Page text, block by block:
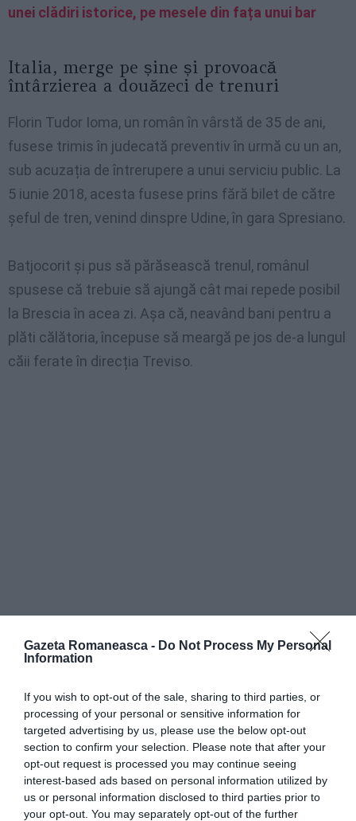
Gazeta Romaneasca - Do Not Process My Personal
Information
If you wish to opt-out of the sale, sharing to third parties, or
processing of your personal or sensitive information for
targeted advertising by us, please use the below opt-out
section to confirm your selection. Please note that after your
opt-out request is processed you may continue seeing
interest-based ads based on personal information utilized by
us or personal information disclosed to third parties prior to
your opt-out. You may separately opt-out of the further
unei clădiri istorice, pe mesele din fața unui bar
Italia, merge pe șine și provoacă
întârzierea a douăzeci de trenuri
Florin Tudor Ioma, un român în vârstă de 35 de ani,
fusese trimis în judecată preventiv în urmă cu un an,
sub acuzația de întrerupere a unui serviciu public. La
5 iunie 2018, acesta fusese prins fără bilet de către
șeful de tren, venind dinspre Udine, în gara Spresiano.
Batjocorit și pus să părăsească trenul, românul
spusese că trebuie să ajungă cât mai repede posibil
la Brescia în acea zi. Așa că, neavând bani pentru a
plăti călătoria, începuse să meargă pe jos de-a lungul
căii ferate în direcția Treviso.
„Plimbarea” lui Tudor Ioma nu trecuse neobservată,
dimpotrivă. De fapt, prezența sa provocase neplăceri
trenurilor care treceau, atât în direcția Udine, cât și în